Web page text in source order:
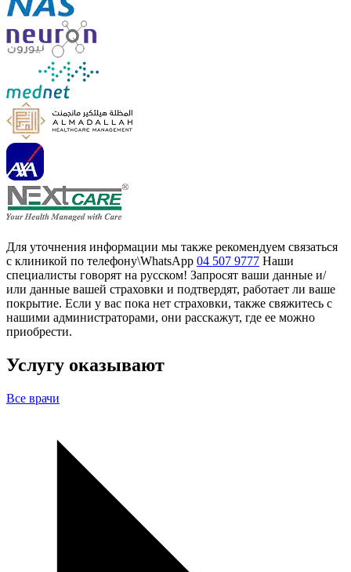
Для уточнения информации мы также рекомендуем связаться
с клиникой по телефону\WhatsApp 04 507 9777 Наши
специалисты говорят на русском! Запросят ваши данные и/
или данные вашей страховки и подтвердят, работает ли ваше
покрытие. Если у вас пока нет страховки, также свяжитесь с
нашими администраторами, они расскажут, где ее можно
приобрести.
Услугу оказывают
Все врачи